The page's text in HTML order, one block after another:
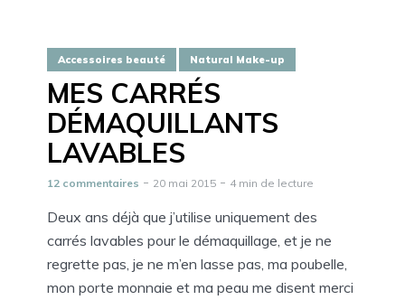
Accessoires beauté Natural Make-up
MES CARRÉS
DÉMAQUILLANTS
LAVABLES
12 commentaires 20 mai 2015 4 min de lecture
Deux ans déjà que j’utilise uniquement des
carrés lavables pour le démaquillage, et je ne
regrette pas, je ne m’en lasse pas, ma poubelle,
mon porte monnaie et ma peau me disent merci